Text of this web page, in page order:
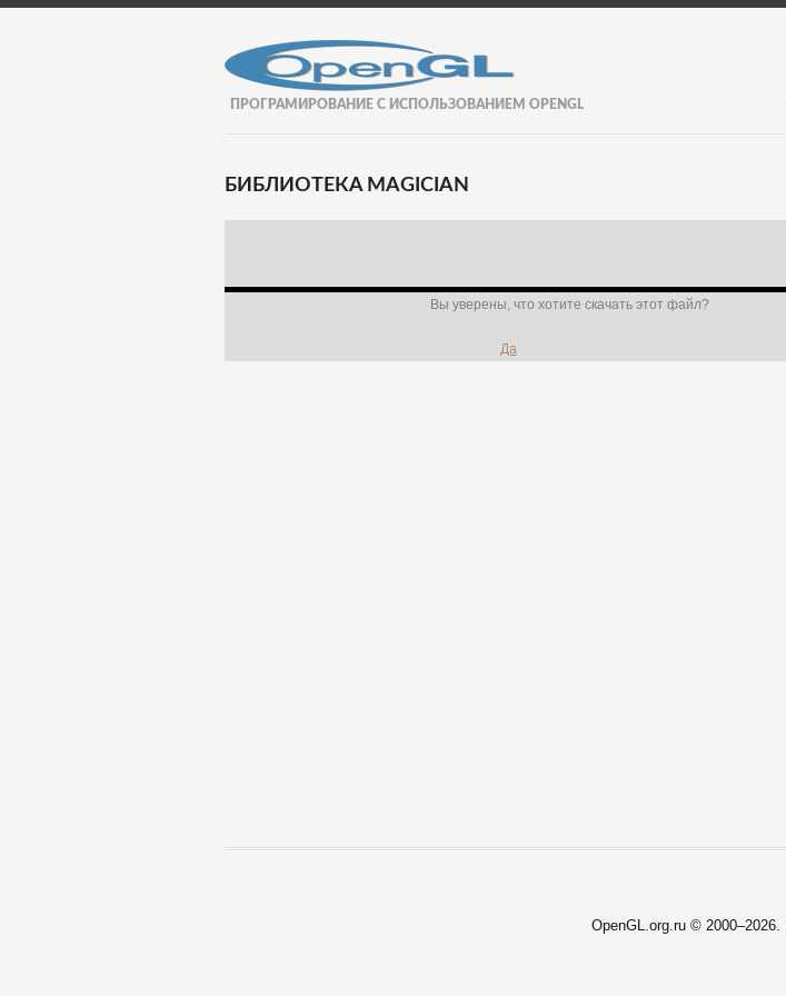
ПРОГРАМИРОВАНИЕ С ИСПОЛЬЗОВАНИЕМ OPENGL
БИБЛИОТЕКА MAGICIAN
Вы уверены, что хотите скачать этот файл?
Да
OpenGL.org.ru © 2000–2026.